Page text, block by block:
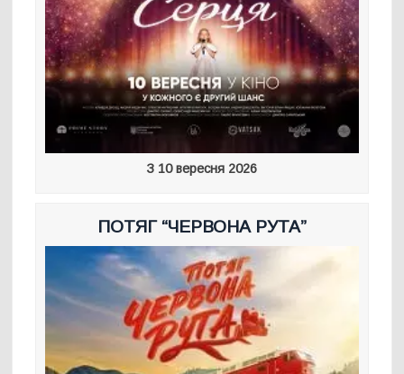
З 10 вересня 2026
ПОТЯГ “ЧЕРВОНА РУТА”